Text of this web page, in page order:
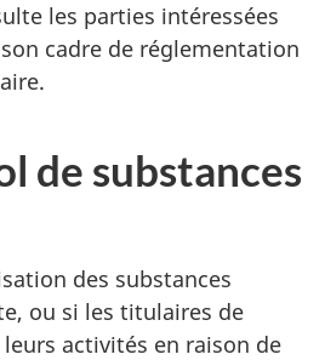
les parties intéressées
cadre de réglementation
de substances
des substances
ou si les titulaires de
activités en raison de